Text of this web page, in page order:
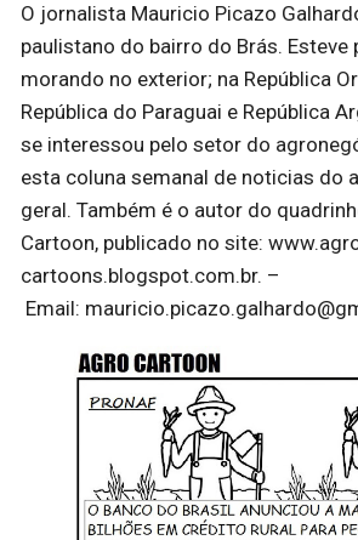
O jornalista Mauricio Picazo
paulistano do bairro do Brás. Esteve
morando no exterior; na República
República do Paraguai e República
se interessou pelo setor do
esta coluna semanal de noticias do
geral. Também é o autor do
Cartoon, publicado no site:
cartoons.blogspot.com.br. –
Email: